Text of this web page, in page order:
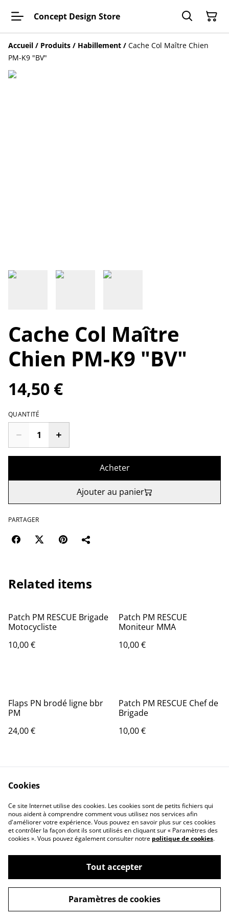
Concept Design Store
Accueil / Produits / Habillement / Cache Col Maître Chien
PM-K9 "BV"
Cache Col Maître
Chien PM-K9 "BV"
14,50 €
QUANTITÉ
Acheter
Ajouter au panier
PARTAGER
Related items
Patch PM RESCUE Brigade
Motocycliste
10,00 €
Patch PM RESCUE
Moniteur MMA
10,00 €
Flaps PN brodé ligne bbr
PM
24,00 €
Patch PM RESCUE Chef de
Brigade
10,00 €
Contact Us
Legal Terms
Privacy Policy
Cookie Policy
©2026Concept Design Store
powered by
Cookies
Ce site Internet utilise des cookies. Les cookies sont de petits fichiers qui
nous aident à comprendre comment vous utilisez nos services afin
d'améliorer votre expérience. Vous pouvez en savoir plus sur ces cookies
et contrôler la façon dont ils sont utilisés en cliquant sur « Paramètres des
cookies ». Vous pouvez également consulter notre politique de cookies.
Tout accepter
Paramètres de cookies